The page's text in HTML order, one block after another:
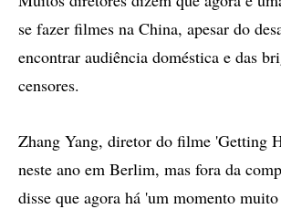
se fazer filmes na China, apesar do
encontrar audiência doméstica e das
censores.
Zhang Yang, diretor do filme 'Getting
neste ano em Berlim, mas fora da
disse que agora há 'um momento